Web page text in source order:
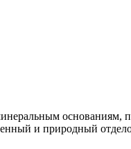
основаниям,
и природный